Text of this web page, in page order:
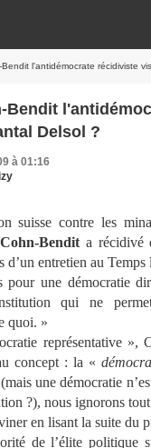
l'antidémocrate récidiviste
Bendit
Delsol ?
à 01:16
suisse contre les
Bendit a récidivé
d’un entretien au Temps
pour une démocratie
qui ne
quoi. »
représentative »,
concept : la «
une démocratie
?), nous ignorons
en lisant la suite du
de l’élite politique